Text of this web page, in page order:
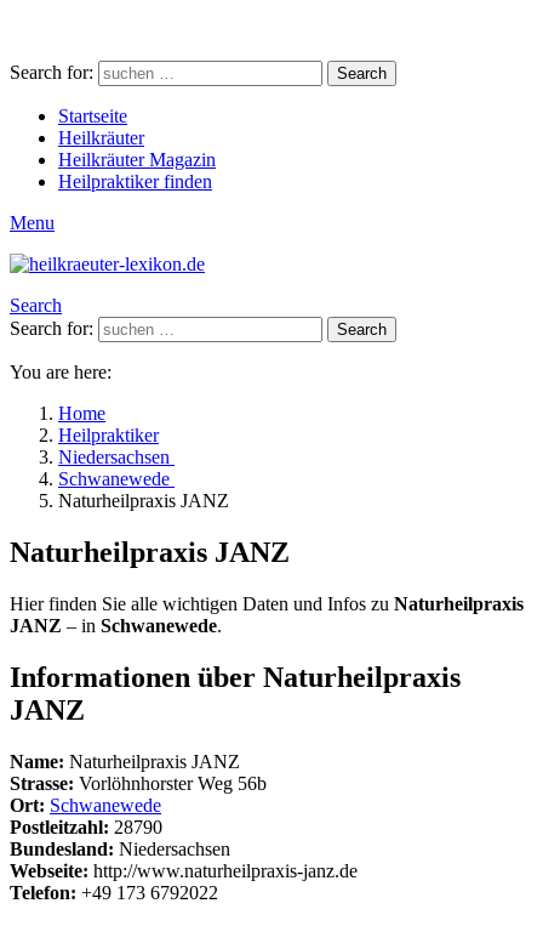
Search for: Search
Startseite
Heilkräuter
Heilkräuter Magazin
Heilpraktiker finden
Menu
Search
Search for:
Search
You are here:
Home
Heilpraktiker
Niedersachsen
Schwanewede
Naturheilpraxis JANZ
Naturheilpraxis JANZ
Hier finden Sie alle wichtigen Daten und Infos zu Naturheilpraxis
JANZ – in Schwanewede.
Informationen über Naturheilpraxis
JANZ
Name: Naturheilpraxis JANZ
Strasse: Vorlöhnhorster Weg 56b
Ort: Schwanewede
Postleitzahl: 28790
Bundesland: Niedersachsen
Webseite: http://www.naturheilpraxis-janz.de
Telefon: +49 173 6792022